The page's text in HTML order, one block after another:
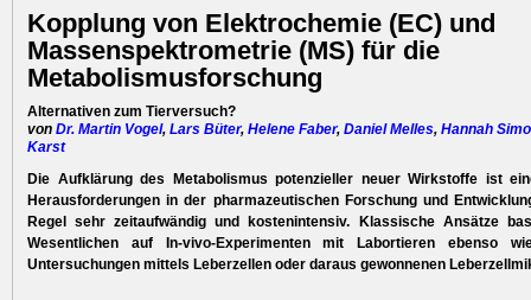
Kopplung von Elektrochemie (EC) und
Massenspektrometrie (MS) für die
Metabolismusforschung
Alternativen zum Tierversuch?
von Dr. Martin Vogel, Lars Büter, Helene Faber, Daniel Melles, Hannah
Karst
Die Aufklärung des Metabolismus potenzieller neuer Wirkstoffe ist
Herausforderungen in der pharmazeutischen Forschung und
Regel sehr zeitaufwändig und kostenintensiv. Klassische Ansätze
Wesentlichen auf In-vivo-Experimenten mit Labortieren ebenso
Untersuchungen mittels Leberzellen oder daraus gewonnenen